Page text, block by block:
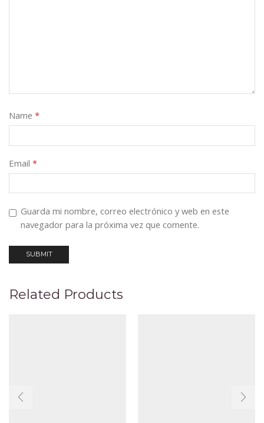
Name *
Email *
Guarda mi nombre, correo electrónico y web en este
navegador para la próxima vez que comente.
Related Products